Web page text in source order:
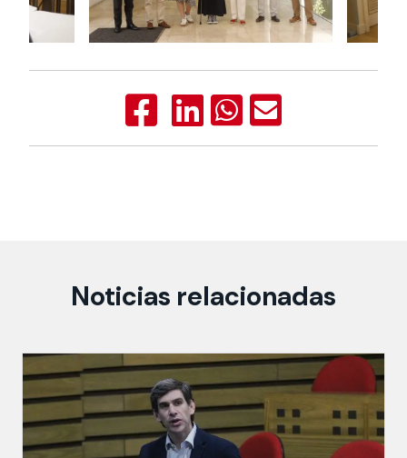
Noticias relacionadas